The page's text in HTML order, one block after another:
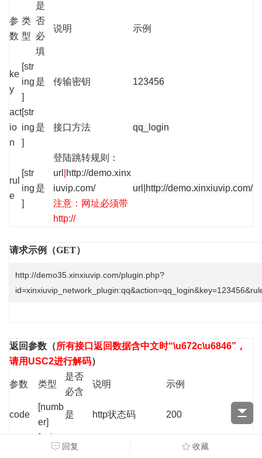
参
数
类
型
是
否
必
填
说明 示例
ke
y
[str
ing
]
是 传输密钥 123456
act
io
n
[str
ing
]
是 接口方法 qq_login
rul
e
[str
ing
]
是
登陆跳转规则：
url http://demo.xinx
iuvip.com/
注意：网址必须带
http://
url| http://demo.xinxiuvip.com/
请求示例（GET）
http://demo35.xinxiuvip.com/plugin.php?
返回参数 （所有接口返回数据含中文时“\u672c\u6846”，
请用USC2进行解码）
参数 类型
是否
必含
说明 示例
code
[numb
er]
是 http状态码 200
[string
是
回复 收藏